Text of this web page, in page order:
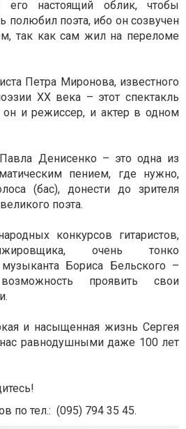
его настоящий облик, чтобы
полюбил поэта, ибо он созвучен
так как сам жил на переломе
Петра Миронова, известного
ХХ века – этот спектакль
он и режиссер, и актер в одном
Денисенко – это одна из
пением, где нужно,
(бас), донести до зрителя
поэта.
конкурсов гитаристов,
очень тонко
Бориса Бельского –
проявить свои
и насыщенная жизнь Сергея
нас равнодушными даже 100 лет
по тел.: (095) 794 35 45.